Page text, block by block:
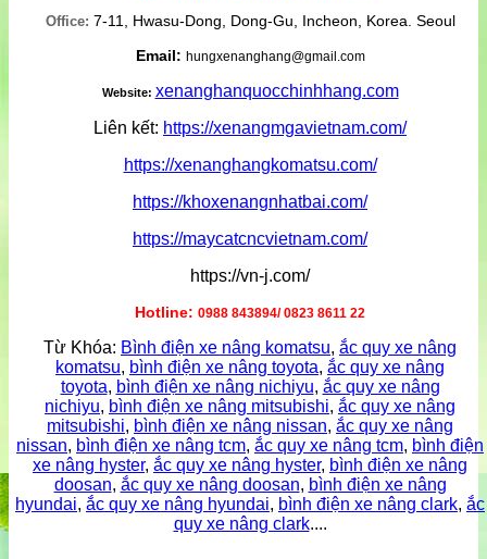
Office: 7-11, Hwasu-Dong, Dong-Gu, Incheon, Korea. Seoul
Email: hungxenanghang@gmail.com
Website: xenanghanquocchinhhang.com
Liên kết: https://xenangmgavietnam.com/
https://xenanghangkomatsu.com/
https://khoxenangnhatbai.com/
https://maycatcncvietnam.com/
https://vn-j.com/
Hotline: 0988 843894/ 0823 8611 22
Từ Khóa: Bình điện xe nâng komatsu, ắc quy xe nâng
komatsu, bình điện xe nâng toyota, ắc quy xe nâng
toyota, bình điện xe nâng nichiyu, ắc quy xe nâng
nichiyu, bình điện xe nâng mitsubishi, ắc quy xe nâng
mitsubishi, bình điện xe nâng nissan, ắc quy xe nâng
nissan, bình điện xe nâng tcm, ắc quy xe nâng tcm, bình điện
xe nâng hyster, ắc quy xe nâng hyster, bình điện xe nâng
doosan, ắc quy xe nâng doosan, bình điện xe nâng
hyundai, ắc quy xe nâng hyundai, bình điện xe nâng clark, ắc
quy xe nâng clark....